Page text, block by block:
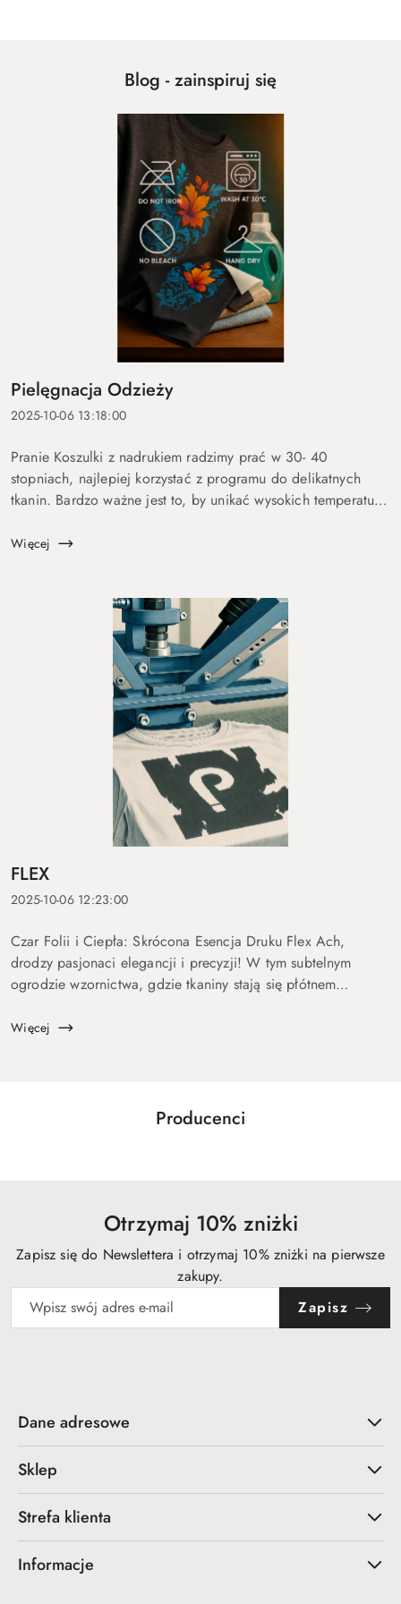
Blog - zainspiruj się
Pielęgnacja Odzieży
2025-10-06 13:18:00
Pranie Koszulki z nadrukiem radzimy prać w 30- 40
stopniach, najlepiej korzystać z programu do delikatnych
tkanin. Bardzo ważne jest to, by unikać wysokich temperatur.
stronę przed włożeniem d...
Więcej
FLEX
2025-10-06 12:23:00
Czar Folii i Ciepła: Skrócona Esencja Druku Flex Ach,
drodzy pasjonaci elegancji i precyzji! W tym subtelnym
ogrodzie wzornictwa, gdzie tkaniny stają się płótnem
matematyczną dokładnoś...
Więcej
Pomiń karuzelę producentów
Producenci
Otrzymaj 10% zniżki
Zapisz się do Newslettera i otrzymaj 10% zniżki na pierwsze
zakupy.
Zapisz
Dane adresowe
Sklep
Strefa klienta
Informacje